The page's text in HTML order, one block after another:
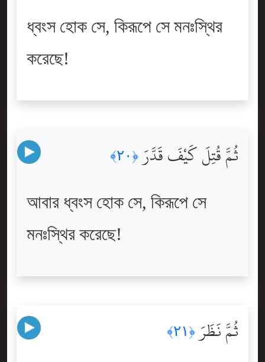
ধ্বংস হোক সে, কিরূপে সে মনঃস্থির
করেছে!
ثُمَّ قُتِلَ كَيْفَ قَدَّرَ ﴿٢٠﴾
আবার ধ্বংস হোক সে, কিরূপে সে
মনঃস্থির করেছে!
ثُمَّ نَظَرَ﴿٢١﴾